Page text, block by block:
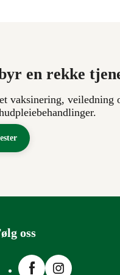
en rekke
vaksinering, veiledning
oss
FacebookInstagram